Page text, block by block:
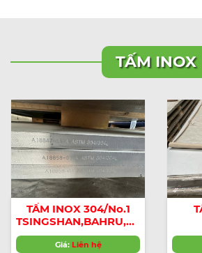
TẤM INOX
TẤM INOX 304/No.1
TSINGSHAN,BAHRU,COMLUMBUS,
Outo
Kumpu,CHINA,HÀN
Giá: Liên hệ